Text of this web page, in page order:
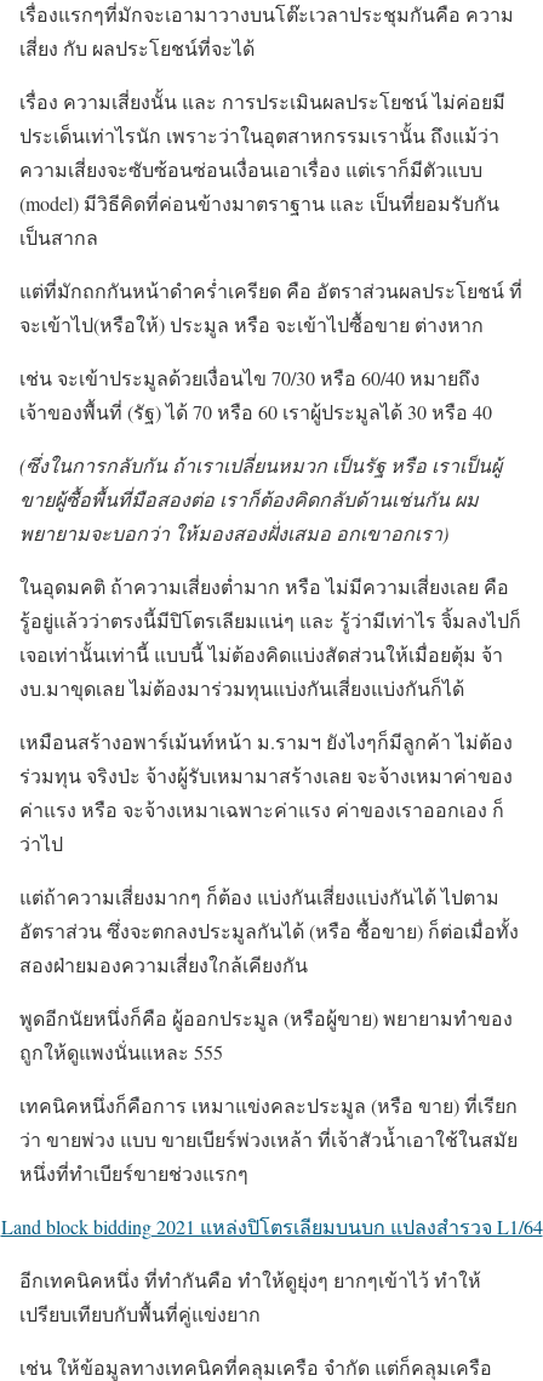
เรื่องแรกๆที่มักจะเอามาวางบนโต๊ะเวลาประชุมกันคือ ความ
เสี่ยง กับ ผลประโยชน์ที่จะได้
เรื่อง ความเสี่ยงนั้น และ การประเมินผลประโยชน์ ไม่ค่อยมี
ประเด็นเท่าไรนัก เพราะว่าในอุตสาหกรรมเรานั้น ถึงแม้ว่า
ความเสี่ยงจะซับซ้อนซ่อนเงื่อนเอาเรื่อง แต่เราก็มีตัวแบบ
(model) มีวิธีคิดที่ค่อนข้างมาตราฐาน และ เป็นที่ยอมรับกัน
เป็นสากล
แต่ที่มักถกกันหน้าดำคร่ำเครียด คือ อัตราส่วนผลประโยชน์ ที่
จะเข้าไป(หรือให้) ประมูล หรือ จะเข้าไปซื้อขาย ต่างหาก
เช่น จะเข้าประมูลด้วยเงื่อนไข 70/30 หรือ 60/40 หมายถึง
เจ้าของพื้นที่ (รัฐ) ได้ 70 หรือ 60 เราผู้ประมูลได้ 30 หรือ 40
(ซึ่งในการกลับกัน ถ้าเราเปลี่ยนหมวก เป็นรัฐ หรือ เราเป็นผู้
ขายผู้ซื้อพื้นที่มือสองต่อ เราก็ต้องคิดกลับด้านเช่นกัน ผม
พยายามจะบอกว่า ให้มองสองฝั่งเสมอ อกเขาอกเรา)
ในอุดมคติ ถ้าความเสี่ยงต่ำมาก หรือ ไม่มีความเสี่ยงเลย คือ
รู้อยู่แล้วว่าตรงนี้มีปิโตรเลียมแน่ๆ และ รู้ว่ามีเท่าไร จิ้มลงไปก็
เจอเท่านั้นเท่านี้ แบบนี้ ไม่ต้องคิดแบ่งสัดส่วนให้เมื่อยตุ้ม จ้า
งบ.มาขุดเลย ไม่ต้องมาร่วมทุนแบ่งกันเสี่ยงแบ่งกันก็ได้
เหมือนสร้างอพาร์เม้นท์หน้า ม.รามฯ ยังไงๆก็มีลูกค้า ไม่ต้อง
ร่วมทุน จริงป่ะ จ้างผู้รับเหมามาสร้างเลย จะจ้างเหมาค่าของ
ค่าแรง หรือ จะจ้างเหมาเฉพาะค่าแรง ค่าของเราออกเอง ก็
ว่าไป
แต่ถ้าความเสี่ยงมากๆ ก็ต้อง แบ่งกันเสี่ยงแบ่งกันได้ ไปตาม
อัตราส่วน ซึ่งจะตกลงประมูลกันได้ (หรือ ซื้อขาย) ก็ต่อเมื่อทั้ง
สองฝ่ายมองความเสี่ยงใกล้เคียงกัน
พูดอีกนัยหนึ่งก็คือ ผู้ออกประมูล (หรือผู้ขาย) พยายามทำของ
ถูกให้ดูแพงนั่นแหละ 555
เทคนิคหนึ่งก็คือการ เหมาแข่งคละประมูล (หรือ ขาย) ที่เรียก
ว่า ขายพ่วง แบบ ขายเบียร์พ่วงเหล้า ที่เจ้าสัวน้ำเอาใช้ในสมัย
หนึ่งที่ทำเบียร์ขายช่วงแรกๆ
Land block bidding 2021 แหล่งปิโตรเลียมบนบก แปลงสำรวจ L1/64
อีกเทคนิคหนึ่ง ที่ทำกันคือ ทำให้ดูยุ่งๆ ยากๆเข้าไว้ ทำให้
เปรียบเทียบกับพื้นที่คู่แข่งยาก
เช่น ให้ข้อมูลทางเทคนิคที่คลุมเครือ จำกัด แต่ก็คลุมเครือ